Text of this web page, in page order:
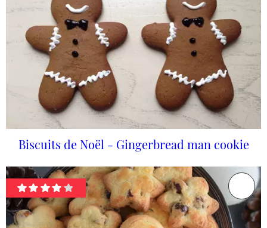
Biscuits de Noël - Gingerbread man cookie